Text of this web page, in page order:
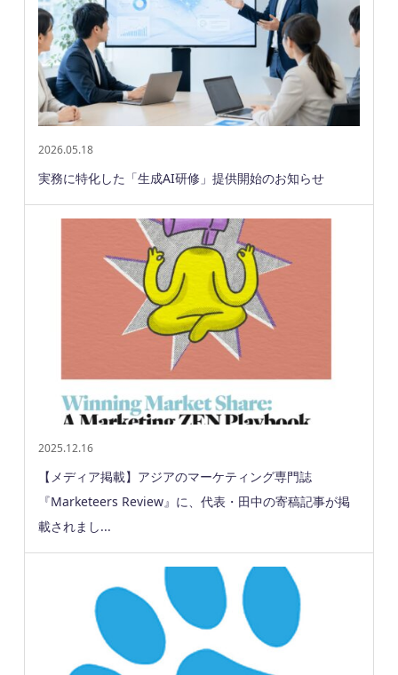
2026.05.18
実務に特化した「生成AI研修」提供開始のお知らせ
2025.12.16
【メディア掲載】アジアのマーケティング専門誌
『Marketeers Review』に、代表・田中の寄稿記事が掲
載されまし...